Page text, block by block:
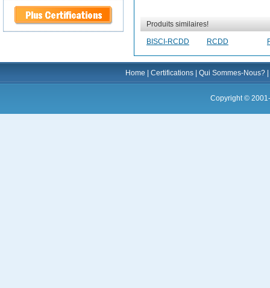
Produits similaires!
BISCI-RCDD RCDD
Home Certifications Qui Sommes-Nous?
Copyright ©